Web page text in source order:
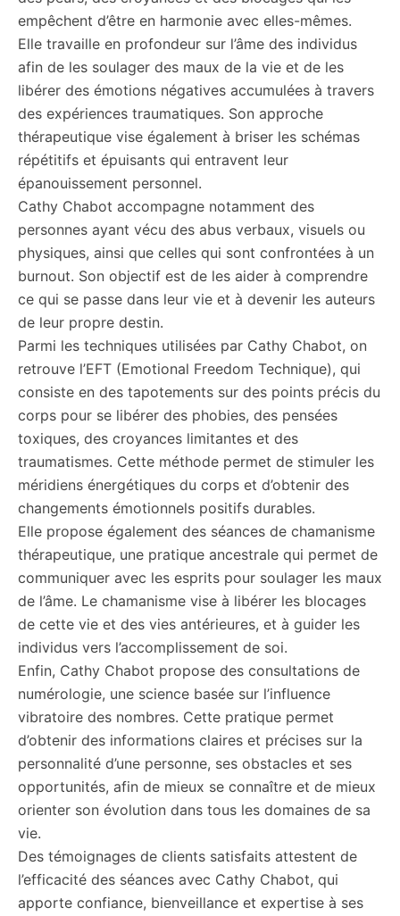
empêchent d’être en harmonie avec elles-mêmes.
Elle travaille en profondeur sur l’âme des individus
afin de les soulager des maux de la vie et de les
libérer des émotions négatives accumulées à travers
des expériences traumatiques. Son approche
thérapeutique vise également à briser les schémas
répétitifs et épuisants qui entravent leur
épanouissement personnel.
Cathy Chabot accompagne notamment des
personnes ayant vécu des abus verbaux, visuels ou
physiques, ainsi que celles qui sont confrontées à un
burnout. Son objectif est de les aider à comprendre
ce qui se passe dans leur vie et à devenir les auteurs
de leur propre destin.
Parmi les techniques utilisées par Cathy Chabot, on
retrouve l’EFT (Emotional Freedom Technique), qui
consiste en des tapotements sur des points précis du
corps pour se libérer des phobies, des pensées
toxiques, des croyances limitantes et des
traumatismes. Cette méthode permet de stimuler les
méridiens énergétiques du corps et d’obtenir des
changements émotionnels positifs durables.
Elle propose également des séances de chamanisme
thérapeutique, une pratique ancestrale qui permet de
communiquer avec les esprits pour soulager les maux
de l’âme. Le chamanisme vise à libérer les blocages
de cette vie et des vies antérieures, et à guider les
individus vers l’accomplissement de soi.
Enfin, Cathy Chabot propose des consultations de
numérologie, une science basée sur l’influence
vibratoire des nombres. Cette pratique permet
d’obtenir des informations claires et précises sur la
personnalité d’une personne, ses obstacles et ses
opportunités, afin de mieux se connaître et de mieux
orienter son évolution dans tous les domaines de sa
vie.
Des témoignages de clients satisfaits attestent de
l’efficacité des séances avec Cathy Chabot, qui
apporte confiance, bienveillance et expertise à ses